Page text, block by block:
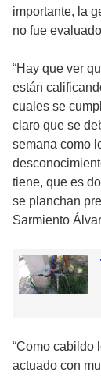
importante, la
no fue
“Hay que ver
están
cuales se
claro que se
semana como
tiene, que es
se planchan
Sarmiento
“Como cabildo
actuado con